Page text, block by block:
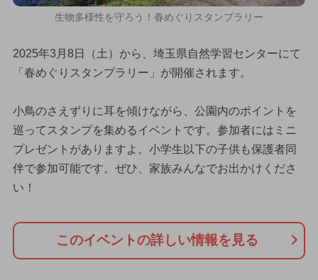
生物多様性を守ろう！春めぐりスタンプラリー
2025年3月8日（土）から、埼玉県自然学習センターにて
「春めぐりスタンプラリー」が開催されます。
小鳥のさえずりに耳を傾けながら、公園内のポイントを
巡ってスタンプを集めるイベントです。参加者にはミニ
プレゼントがありますよ。小学生以下の子供も保護者同
伴で参加可能です。ぜひ、家族みんなでお出かけくださ
い！
このイベントの詳しい情報を見る